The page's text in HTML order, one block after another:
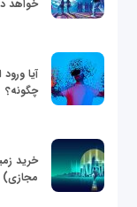
خواهد
آیا
چگونه؟
مجازی)